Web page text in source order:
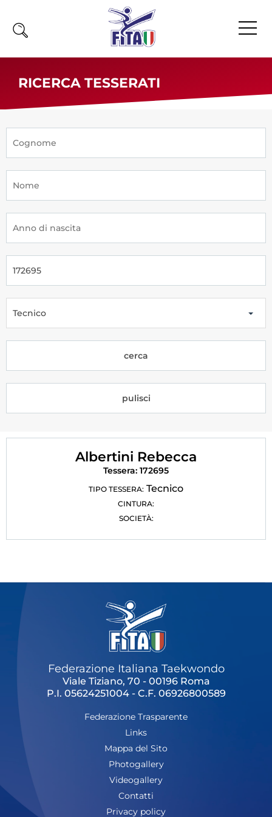
News
Olimpiadi
Atleti Poomsae e Freestyle
Tesseramento
Licenze WT
Formazione
Rivista Olympic Dream
Links
Mappa del sito
Cookie policy
Feed
Dove siamo
Federazione Trasparente
Fita HUB
RICERCA TESSERATI
Tecnico
cerca
pulisci
Albertini Rebecca
Tessera: 172695
TIPO TESSERA: Tecnico
CINTURA:
SOCIETÀ:
Federazione Italiana Taekwondo
Viale Tiziano, 70 - 00196 Roma
P.I. 05624251004 - C.F. 06926800589
Federazione Trasparente
Links
Mappa del Sito
Photogallery
Videogallery
Contatti
Privacy policy